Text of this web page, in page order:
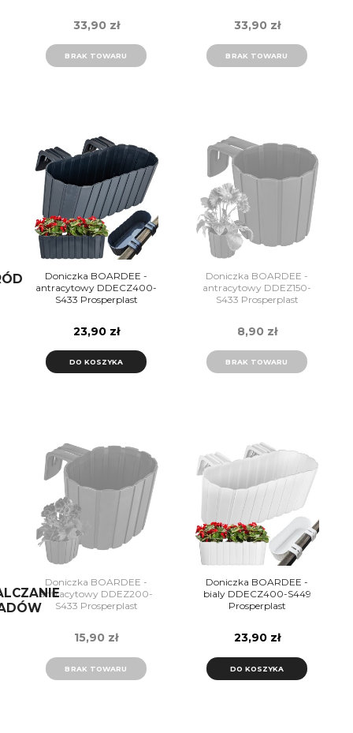
33,90 zł
BRAK TOWARU
33,90 zł
BRAK TOWARU
Doniczka BOARDEE -
antracytowy DDECZ400-
S433 Prosperplast
23,90 zł
DO KOSZYKA
Doniczka BOARDEE -
antracytowy DDEZ150-
S433 Prosperplast
8,90 zł
BRAK TOWARU
Doniczka BOARDEE -
antracytowy DDEZ200-
S433 Prosperplast
15,90 zł
BRAK TOWARU
Doniczka BOARDEE -
bialy DDECZ400-S449
Prosperplast
23,90 zł
DO KOSZYKA